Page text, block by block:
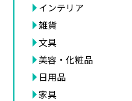
インテリア
雑貨
文具
美容・化粧品
日用品
家具